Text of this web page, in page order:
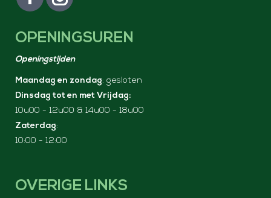
F
c
o
o
k
p
a
o
I
g
r
a
p
e
OPENINGSUREN
Openingstijden
Maandag en zondag: gesloten
Dinsdag tot en met Vrijdag:
10u00 - 12u00 & 14u00 - 18u00
Zaterdag:
10:00 - 12:00
OVERIGE LINKS